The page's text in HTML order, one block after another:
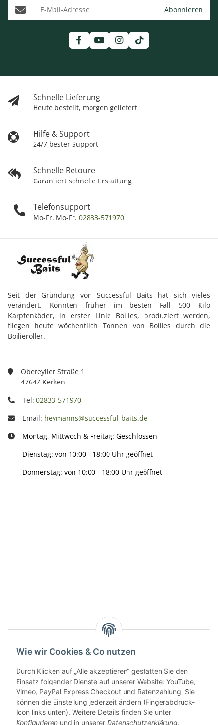
Wie wir Cookies & Co nutzen
Durch Klicken auf „Alle akzeptieren“ gestatten Sie den
Einsatz folgender Dienste auf unserer Website: YouTube,
Vimeo, PayPal Express Checkout und Ratenzahlung. Sie
können die Einstellung jederzeit ändern (Fingerabdruck-
Icon links unten). Weitere Details finden Sie unter
Konfigurieren und in unserer Datenschutzerklärung.
Schnelle Lieferung
Heute bestellt, morgen geliefert
Hilfe & Support
24/7 bester Support
Schnelle Retoure
Garantiert schnelle Erstattung
Telefonsupport
Mo-Fr. Mo-Fr. 02833-571970
E-Mail-Adresse Abonnieren
Seit der Gründung von Successful Baits hat sich vieles
verändert. Konnten früher im besten Fall 500 Kilo
Karpfenköder, in erster Linie Boilies, produziert werden,
fliegen heute wöchentlich Tonnen von Boilies durch die
Boilieroller.
Obereyller Straße 1
47647 Kerken
Tel: 02833-571970
Email: heymanns@successful-baits.de
Montag, Mittwoch & Freitag: Geschlossen
Dienstag: von 10:00 - 18:00 Uhr geöffnet
Donnerstag: von 10:00 - 18:00 Uhr geöffnet
Gesetzliche Informationen